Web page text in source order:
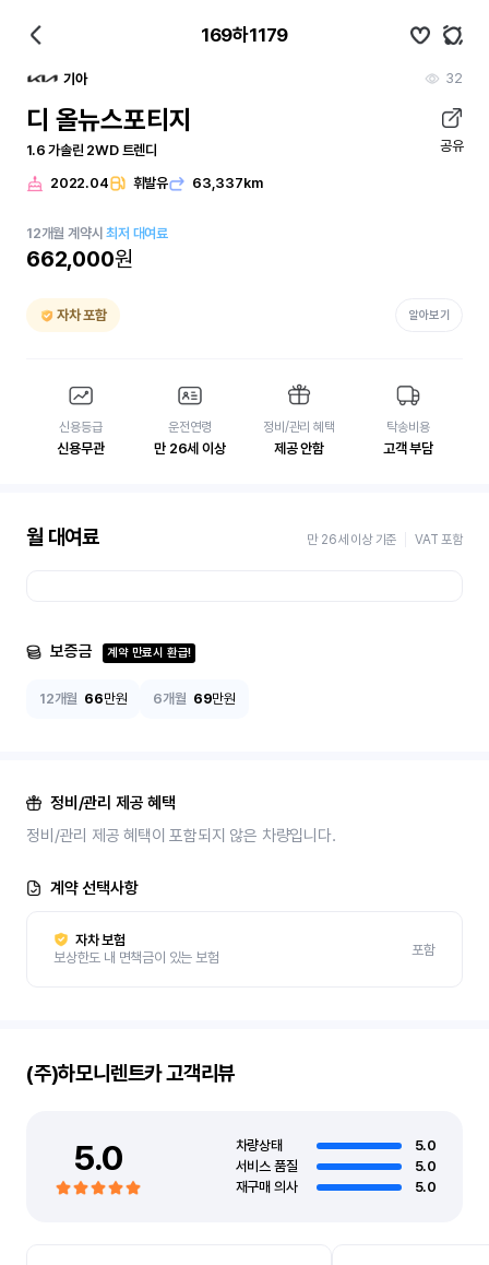
169하1179
기아 32
디 올뉴스포티지
1.6 가솔린 2WD 트렌디 공유
2022.04 휘발유 63,337km
12개월 계약시최저 대여료
662,000원
자차 포함 알아보기
신용등급
신용무관
운전연령
만 26세 이상
정비/관리 혜택
제공 안함
탁송비용
고객 부담
월 대여료 만 26세 이상 기준 VAT 포함
보증금 계약 만료시 환급!
12개월 66만원 6개월 69만원
정비/관리 제공 혜택
정비/관리 제공 혜택이 포함되지 않은 차량입니다.
계약 선택사항
자차 보험
보상한도 내 면책금이 있는 보험
포함
(주)하모니렌트카고객리뷰
5.0 차량상태
5.0
서비스 품질
5.0
재구매 의사
5.0